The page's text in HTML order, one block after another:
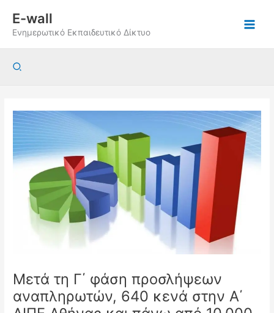
περιεχόμενο
E-wall
Ενημερωτικό Εκπαιδευτικό Δίκτυο
Αναζήτηση
Μετά τη Γ΄ φάση προσλήψεων
αναπληρωτών, 640 κενά στην Α΄